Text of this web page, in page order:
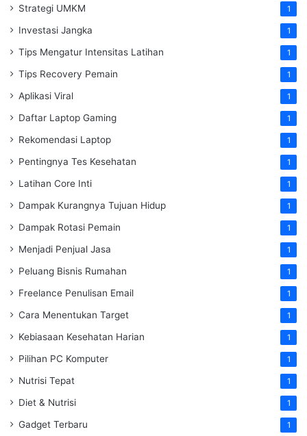
Strategi UMKM 1
Investasi Jangka 1
Tips Mengatur Intensitas Latihan 1
Tips Recovery Pemain 1
Aplikasi Viral 1
Daftar Laptop Gaming 1
Rekomendasi Laptop 1
Pentingnya Tes Kesehatan 1
Latihan Core Inti 1
Dampak Kurangnya Tujuan Hidup 1
Dampak Rotasi Pemain 1
Menjadi Penjual Jasa 1
Peluang Bisnis Rumahan 1
Freelance Penulisan Email 1
Cara Menentukan Target 1
Kebiasaan Kesehatan Harian 1
Pilihan PC Komputer 1
Nutrisi Tepat 1
Diet & Nutrisi 1
Gadget Terbaru 1